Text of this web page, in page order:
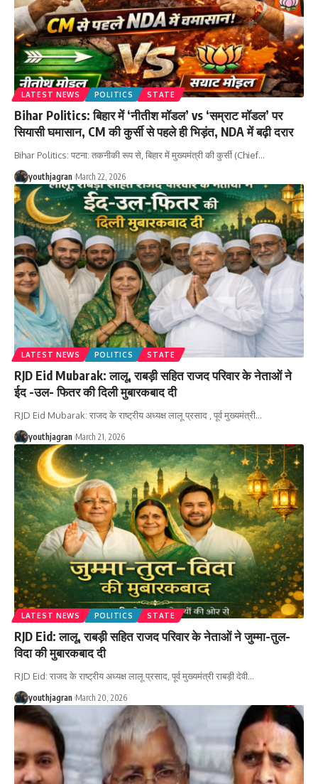
LATEST NEWS POLITICS STATE
Bihar Politics: बिहार में ‘नीतीश मॉडल’ vs ‘सम्राट मॉडल’ पर
सियासी घमासान, CM की कुर्सी से पहले ही भिड़ंत, NDA में बढ़ी दरार
Bihar Politics: पटना: तकनीकी रूप से, बिहार में मुख्यमंत्री की कुर्सी (Chief…
youthjagran March 22, 2026
LATEST NEWS POLITICS STATE
RJD Eid Mubarak: लालू, राबड़ी सहित राजद परिवार के नेताओं ने
ईद -उल- फितर की दिली मुबारकबाद दी
RJD Eid Mubarak: राजद के राष्ट्रीय अध्यक्ष लालू प्रसाद , पूर्व मुख्यमंत्री…
youthjagran March 21, 2026
LATEST NEWS POLITICS STATE
RJD Eid: लालू, राबड़ी सहित राजद परिवार के नेताओं ने जुम्मा-तुल-
विदा की मुबारकबाद दी
RJD Eid: राजद के राष्ट्रीय अध्यक्ष लालू प्रसाद, पूर्व मुख्यमंत्री राबड़ी देवी…
youthjagran March 20, 2026